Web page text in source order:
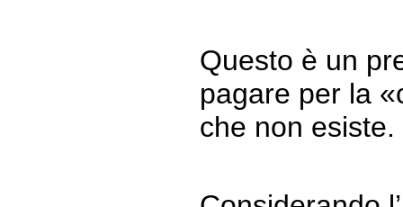
Questo è un
pagare per la
che non esiste.